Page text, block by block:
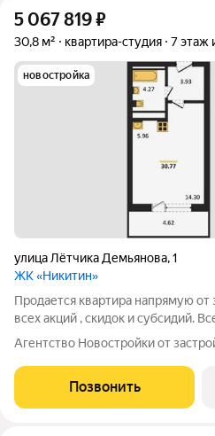
5 067 819₽
30,8 м² квартира-студия 7 этаж
новостройка
улица Лётчика Демьянова,1
ЖК «Никитин»
Продается квартира напрямую от
всех акций , скидок и субсидий.
бесплатно. А при покупке с нами
ТЕЛЕВИЗОР на кухню. Жилой
Ленинском районе и включает в
Агентство Новостройки от
Позвонить